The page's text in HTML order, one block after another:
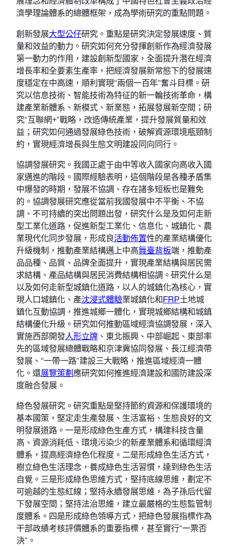
濟學理論體系的總體框架，成為學術研究的重點問題。
創新發展大型公仔研究。重點是研究決定發展速度、質
量和效益的動力。研究如何充分發揮創新作為經濟發展
第一動力的作用，建設創新型國家，全面提升潛在經濟
增長率和全要素生產率，把經濟發展新常態下的發展速
度穩定在中高速，順利實現“兩個一百年”奮斗目標。研
究以信息技術、智能技術為特征的新一輪技術革命，構
建產業新體系、新模式、新業態，拓展發展新空間；研
究“互聯網+”戰略，改造傳統產業，提升發展質量和效
益；研究如何通過發展綠色技術，破解資源環境瓶頸制
約，實現經濟增長與生態文明建設同向同行。
協調發展研究。我國正處于由中等收入國家向高收入國
家邁進的階段。國際經驗表明，這個階段是各種矛盾集
中爆發的時期，發展不協調、存在諸多短板也是難免
的。協調發展研究應從當前我國發展中不平衡、不協
調、不可持續的突出問題出發，研究什么是及如何走新
型工業化道路，促進新型工業化、信息化、城鎮化、農
業現代化同步發展，形成良活動佈置性的產業結構優化
升級機制，推動產業結構邁上中高舞臺背板端，推動產
品品種、品質、品牌全面提升，實現產業結構與居民需
求結構、產品結構與居民消費結構相協調。研究什么是
以及如何走新型城鎮化道路，以人的城鎮化為核心，實
現人口城鎮化、產沈浸式體驗業城鎮化和FRP土地城
鎮化互動協調，推進城鄉一體化，實現城鄉結構和城鎮
結構優化升級。研究如何推動區域經濟協調發展，深入
實施西部開發人形立牌 、東北振興、中部崛起、東部率
先的區域發展總體戰略和京津冀協同發展、長江經濟帶
發展、“一帶一路”建設三大戰略，推進區域經濟一體
化。還展覽策劃應研究如何推進經濟建設和國防建設深
度融合發展。
綠色發展研究。研究重點是堅持節約資源和保護環境的
基本國策，堅定走生產發展、生活富裕、生態良好的文
明發展道路。一是形成綠色生產方式，構建科技含量
高、資源消耗低、環境污染少的新產業體系和循環經濟
體系，提高經濟綠色化程度。二是形成綠色生活方式，
樹立綠色生活理念，養成綠色生活習慣，達到綠色生活
自覺。三是形成綠色思維方式，堅持底線思維，劃定不
可逾越的生態紅線；堅持永續發展思維，為子孫后代留
下發展空間；堅持法治思維，建立最嚴格的生態監管制
度體系。四是形成綠色領導方式，把綠色發展指標作為
干部政績考核評價體系的重要指標，甚至實行“一票否
決”。